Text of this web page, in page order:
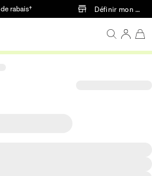
Passer au contenu principal
rabais† Définir mon